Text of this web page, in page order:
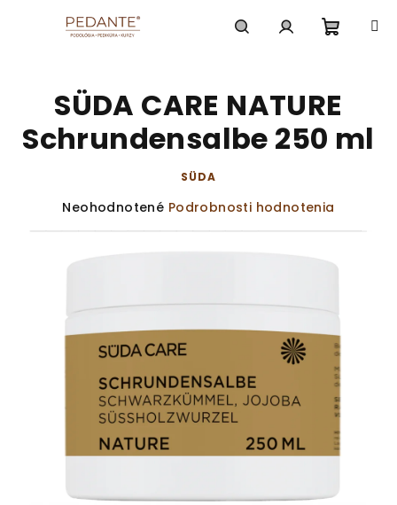
košík
SÜDA CARE NATURE
Schrundensalbe 250 ml
SÜDA
Priemerné
je
5
hviezdičiek.
Neohodnotené Podrobnosti hodnotenia